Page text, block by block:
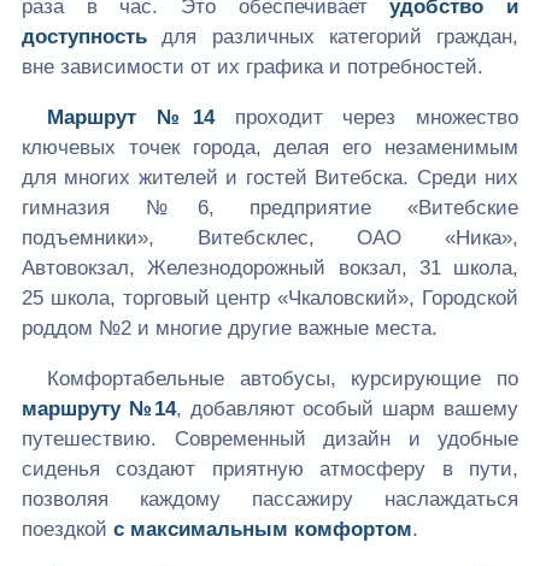
раза в час. Это обеспечиваетудобство и
доступность для различных категорий граждан,
вне зависимости от их графика и потребностей.
Маршрут №14проходит через множество
ключевых точек города, делая его незаменимым
для многих жителей и гостей Витебска. Среди них
гимназия №6, предприятие «Витебские
подъемники», Витебсклес, ОАО «Ника»,
Автовокзал, Железнодорожный вокзал, 31 школа,
25 школа, торговый центр «Чкаловский», Городской
роддом №2 и многие другие важные места.
Комфортабельные автобусы, курсирующие по
маршруту №14, добавляют особый шарм вашему
путешествию. Современный дизайн и удобные
сиденья создают приятную атмосферу в пути,
позволяя каждому пассажиру наслаждаться
поездкой с максимальным комфортом.